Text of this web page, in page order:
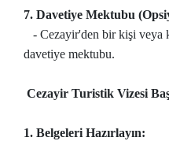
7. Davetiye Mektubu
- Cezayir'den bir kişi veya
davetiye mektubu.
Cezayir Turistik Vizesi
1. Belgeleri Hazırlayın: